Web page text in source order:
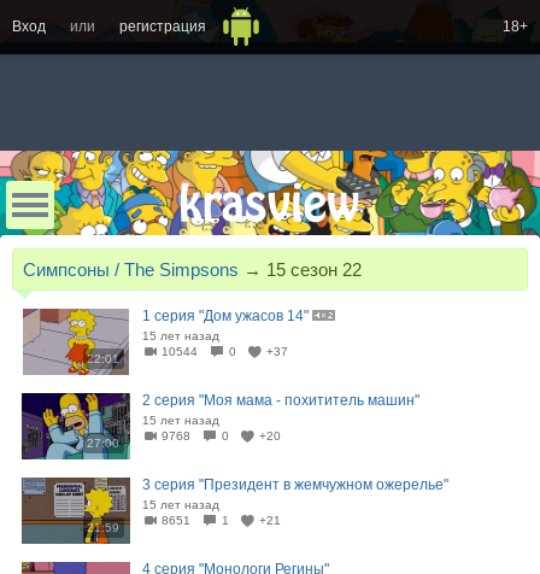
Вход или регистрация 18+
Симпсоны / The Simpsons → 15 сезон 22
22:01
1 серия "Дом ужасов 14"
15 лет назад
10544
0 +37
27:00
2 серия "Моя мама - похититель машин"
15 лет назад
9768
0 +20
21:59
3 серия "Президент в жемчужном ожерелье"
15 лет назад
8651
1 +21
4 серия "Монологи Регины"